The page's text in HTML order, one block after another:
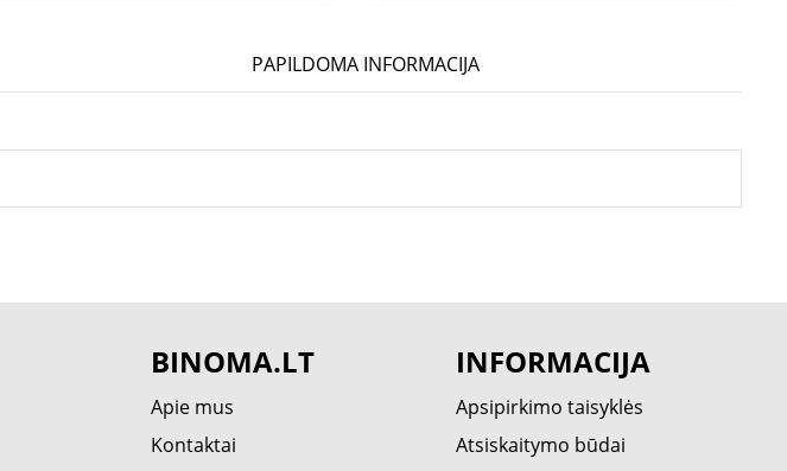
PAPILDOMA INFORMACIJA
BINOMA.LT
Apie mus
Kontaktai
INFORMACIJA
Apsipirkimo taisyklės
Atsiskaitymo būdai